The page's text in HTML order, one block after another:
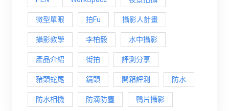
微型單眼 拍Fu 攝影人計畫
攝影教學 李柏毅 水中攝影
產品介紹 街拍 評測分享
豬頭蛇尾 鏡頭 開箱評測 防水
防水相機 防滴防塵 鴨片攝影